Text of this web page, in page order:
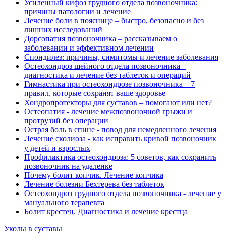
Усиленный кифоз грудного отдела позвоночника:
причины патологии и лечение
Лечение боли в пояснице ‒ быстро, безопасно и без
лишних исследований
Дорсопатия позвоночника ‒ рассказываем о
заболевании и эффективном лечении
Спондилез: причины, симптомы и лечение заболевания
Остеохондроз шейного отдела позвоночника ‒
диагностика и лечение без таблеток и операций
Гимнастика при остеохондрозе позвоночника ‒ 7
правил, которые сохранят ваше здоровье
Хондропротекторы для суставов ‒ помогают или нет?
Остеопатия - лечение межпозвоночной грыжи и
протрузий без операции
Острая боль в спине - повод для немедленного лечения
Лечение сколиоза - как исправить кривой позвоночник
у детей и взрослых
Профилактика остеохондроза: 5 советов, как сохранить
позвоночник на удаленке
Почему болит копчик. Лечение копчика
Лечение болезни Бехтерева без таблеток
Остеохондроз грудного отдела позвоночника - лечение у
мануального терапевта
Болит крестец. Диагностика и лечение крестца
Уколы в суставы